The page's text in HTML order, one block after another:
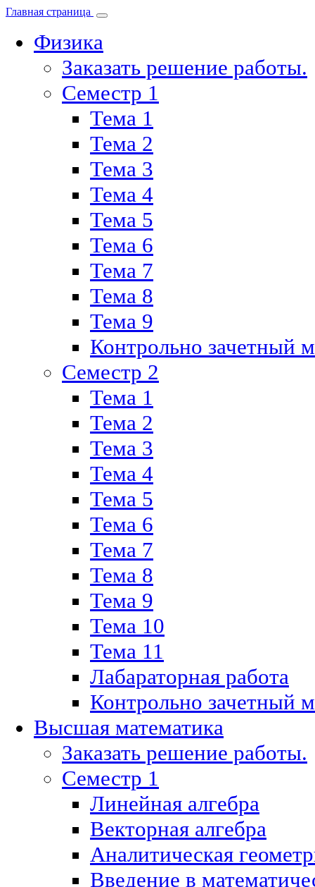
Главная страница
Физика
Заказать решение работы.
Семестр 1
Тема 1
Тема 2
Тема 3
Тема 4
Тема 5
Тема 6
Тема 7
Тема 8
Тема 9
Контрольно зачетный
Семестр 2
Тема 1
Тема 2
Тема 3
Тема 4
Тема 5
Тема 6
Тема 7
Тема 8
Тема 9
Тема 10
Тема 11
Лабараторная работа
Контрольно зачетный
Высшая математика
Заказать решение работы.
Семестр 1
Линейная алгебра
Векторная алгебра
Аналитическая
Введение в